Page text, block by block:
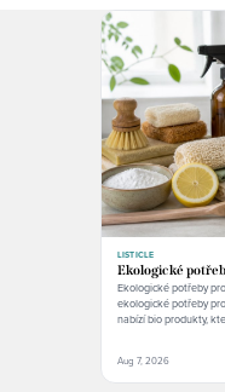
LISTICLE
Ekologické
Ekologické potřeby
ekologické potřeby
nabízí bio produkty,
Aug 7, 2026